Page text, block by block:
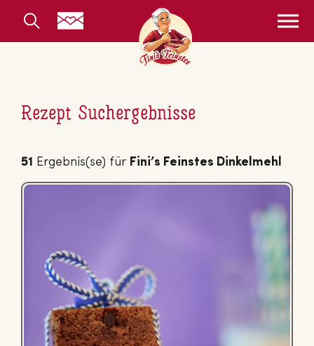
Rezept Suchergebnisse
51 Ergebnis(se) für Fini’s Feinstes Dinkelmehl